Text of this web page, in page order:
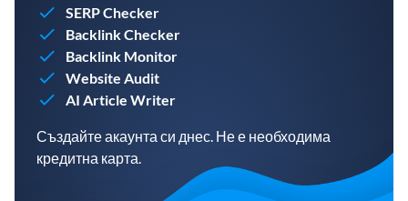
SERP Checker
Backlink Checker
Backlink Monitor
Website Audit
AI Article Writer
Създайте акаунта си днес. Не е необходима
кредитна карта.